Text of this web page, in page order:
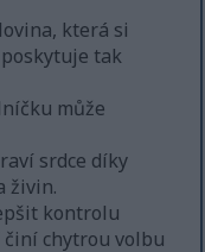
která si
tak
může
srdce díky
živin.
kontrolu
činí chytrou volbu